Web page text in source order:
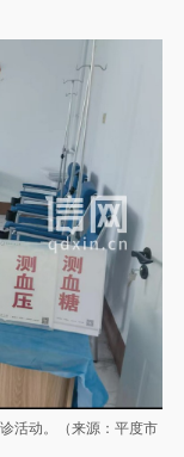
活动。（来源：平度市